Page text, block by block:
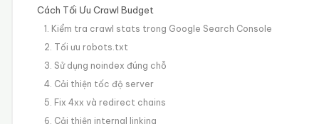
Cách Tối Ưu Crawl Budget
1. Kiểm tra crawl stats trong Google Search Console
2. Tối ưu robots.txt
3. Sử dụng noindex đúng chỗ
4. Cải thiện tốc độ server
5. Fix 4xx và redirect chains
6. Cải thiện internal linking